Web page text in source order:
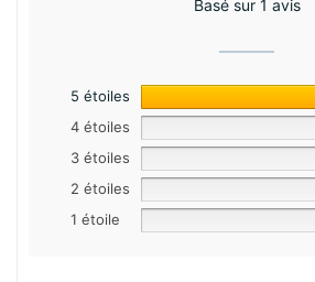
Basé sur 1 avis
5 étoiles
4 étoiles
3 étoiles
2 étoiles
1 étoile